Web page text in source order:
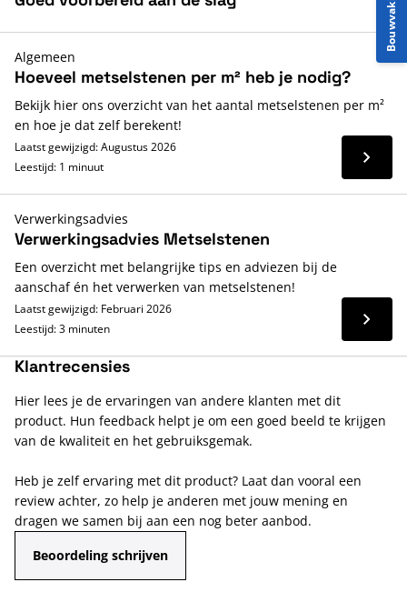
Algemeen
Hoeveel metselstenen per m² heb je nodig?
Bekijk hier ons overzicht van het aantal metselstenen per m²
en hoe je dat zelf berekent!
Laatst gewijzigd: Augustus 2026
Leestijd: 1 minuut
Lees
Verwerkingsadvies
Verwerkingsadvies Metselstenen
Een overzicht met belangrijke tips en adviezen bij de
aanschaf én het verwerken van metselstenen!
Laatst gewijzigd: Februari 2026
Leestijd: 3 minuten
Lees
Klantrecensies
Hier lees je de ervaringen van andere klanten met dit
product. Hun feedback helpt je om een goed beeld te krijgen
van de kwaliteit en het gebruiksgemak.
Heb je zelf ervaring met dit product? Laat dan vooral een
review achter, zo help je anderen met jouw mening en
dragen we samen bij aan een nog beter aanbod.
Beoordeling schrijven
Bouwvakinfo